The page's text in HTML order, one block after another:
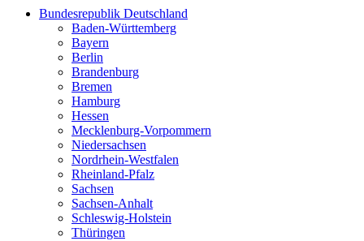
Bundesrepublik Deutschland
Baden-Württemberg
Bayern
Berlin
Brandenburg
Bremen
Hamburg
Hessen
Mecklenburg-Vorpommern
Niedersachsen
Nordrhein-Westfalen
Rheinland-Pfalz
Sachsen
Sachsen-Anhalt
Schleswig-Holstein
Thüringen